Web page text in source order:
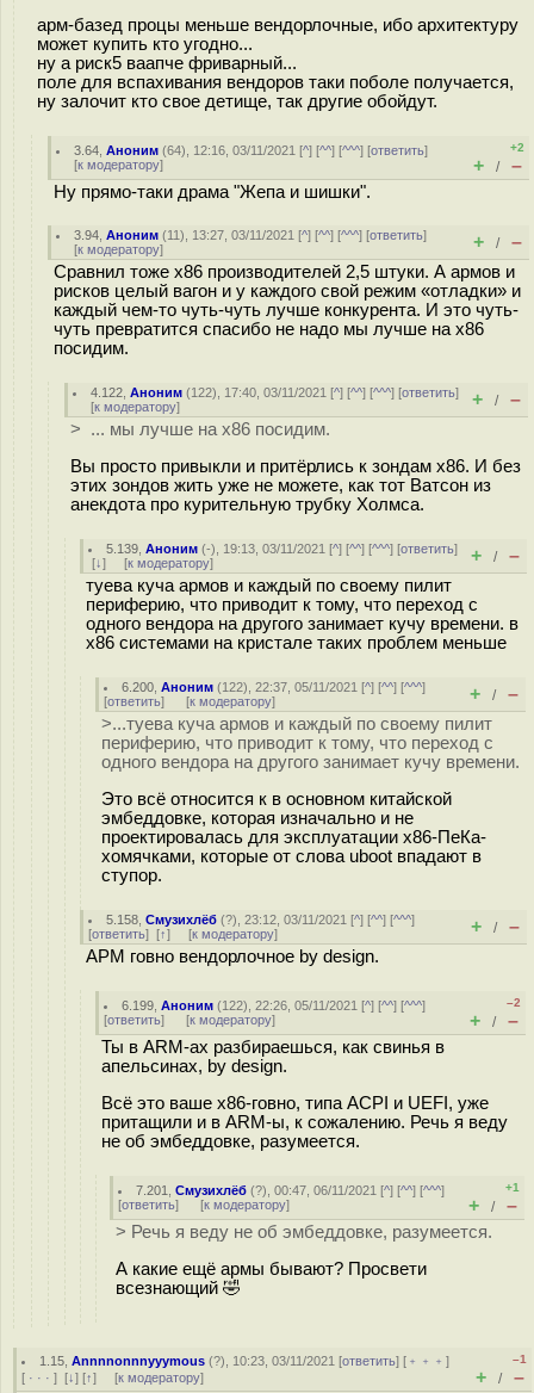
арм-базед процы меньше вендорлочные, ибо архитектуру
может купить кто угодно...
ну а риск5 ваапче фриварный...
поле для вспахивания вендоров таки поболе получается,
ну залочит кто свое детище, так другие обойдут.
3.64 ,Аноним (64), 12:16, 03/11/2021 [^] [^^] [^^^] [ответить]
[к модератору]
+2
+ / –
Ну прямо-таки драма "Жепа и шишки".
3.94 ,Аноним (11), 13:27, 03/11/2021 [^] [^^] [^^^] [ответить]
[к модератору] + / –
Сравнил тоже x86 производителей 2,5 штуки. А армов и
рисков целый вагон и у каждого свой режим «отладки» и
каждый чем-то чуть-чуть лучше конкурента. И это чуть-
чуть превратится спасибо не надо мы лучше на x86
посидим.
4.122 ,Аноним (122), 17:40, 03/11/2021 [^] [^^] [^^^] [ответить]
[к модератору] + / –
> ... мы лучше на x86 посидим.
Вы просто привыкли и притёрлись к зондам x86. И без
этих зондов жить уже не можете, как тот Ватсон из
анекдота про курительную трубку Холмса.
5.139 ,Аноним (-), 19:13, 03/11/2021 [^] [^^] [^^^] [ответить]
[↓] [к модератору] + / –
туева куча армов и каждый по своему пилит
периферию, что приводит к тому, что переход с
одного вендора на другого занимает кучу времени. в
x86 системами на кристале таких проблем меньше
6.200 ,Аноним (122), 22:37, 05/11/2021 [^] [^^] [^^^]
[ответить] [к модератору] + / –
>...туева куча армов и каждый по своему пилит
периферию, что приводит к тому, что переход с
одного вендора на другого занимает кучу времени.
Это всё относится к в основном китайской
эмбеддовке, которая изначально и не
проектировалась для эксплуатации x86-ПеКа-
хомячками, которые от слова uboot впадают в
ступор.
5.158 ,Смузихлёб (?), 23:12, 03/11/2021 [^] [^^] [^^^]
[ответить] [↑] [к модератору] + / –
АРМ говно вендорлочное by design.
6.199 ,Аноним (122), 22:26, 05/11/2021 [^] [^^] [^^^]
[ответить] [к модератору]
–2
+ / –
Ты в ARM-ах разбираешься, как свинья в
апельсинах, by design.
Всё это ваше x86-говно, типа ACPI и UEFI, уже
притащили и в ARM-ы, к сожалению. Речь я веду
не об эмбеддовке, разумеется.
7.201 ,Смузихлёб (?), 00:47, 06/11/2021 [^] [^^] [^^^]
[ответить] [к модератору]
+1
+ / –
> Речь я веду не об эмбеддовке, разумеется.
А какие ещё армы бывают? Просвети
всезнающий 🤣
1.15 ,Annnnonnnyyymous (?), 10:23, 03/11/2021 [ответить] [ ﹢﹢﹢]
[ · · · ] [↓] [↑] [к модератору]
–1
+ / –